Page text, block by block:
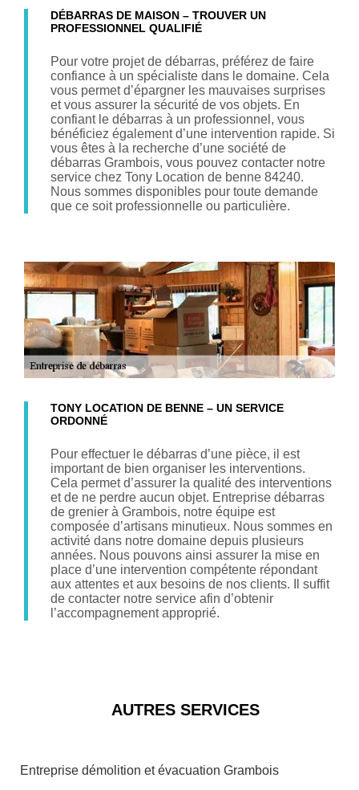
DÉBARRAS DE MAISON – TROUVER UN
PROFESSIONNEL QUALIFIÉ
Pour votre projet de débarras, préférez de faire
confiance à un spécialiste dans le domaine. Cela
vous permet d’épargner les mauvaises surprises
et vous assurer la sécurité de vos objets. En
confiant le débarras à un professionnel, vous
bénéficiez également d’une intervention rapide. Si
vous êtes à la recherche d’une société de
débarras Grambois, vous pouvez contacter notre
service chez Tony Location de benne 84240.
Nous sommes disponibles pour toute demande
que ce soit professionnelle ou particulière.
TONY LOCATION DE BENNE – UN SERVICE
ORDONNÉ
Pour effectuer le débarras d’une pièce, il est
important de bien organiser les interventions.
Cela permet d’assurer la qualité des interventions
et de ne perdre aucun objet. Entreprise débarras
de grenier à Grambois, notre équipe est
composée d’artisans minutieux. Nous sommes en
activité dans notre domaine depuis plusieurs
années. Nous pouvons ainsi assurer la mise en
place d’une intervention compétente répondant
aux attentes et aux besoins de nos clients. Il suffit
de contacter notre service afin d’obtenir
l’accompagnement approprié.
AUTRES SERVICES
Entreprise démolition et évacuation Grambois